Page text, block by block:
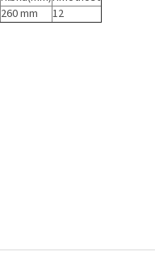
260 mm 12